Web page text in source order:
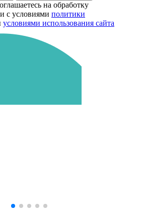
на обработку
с условиями политики
условиями использования сайта